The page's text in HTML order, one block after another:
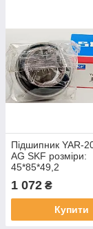
Підшипник YAR-
AG SKF розміри:
45*85*49,2
закріплювальний
1 072 ₴
Купити